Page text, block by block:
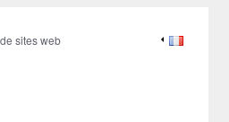
sites web